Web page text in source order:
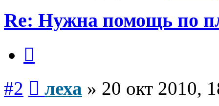
Re: Нужна помощь по
#2 леха » 20 окт 2010,